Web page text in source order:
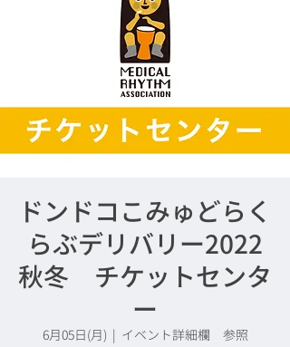
ドンドコこみゅどらく
らぶデリバリー2022
秋冬 チケットセンタ
ー
6月05日(月)
  |
イベント詳細欄 参照